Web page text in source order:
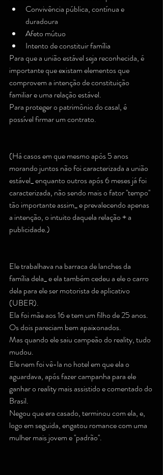
Convivência pública, contínua e
duradoura
Afeto mútuo
Intento de constituir família
Para que a união estável seja reconhecida, é
importante que existam elementos que
comprovem a intenção de constituição
familiar e uma relação estável.
Para proteger o patrimônio do casal, é
possível firmar um contrato.
(Há casos em que mesmo após 5 anos
morando juntos não foi caracterizada a união
estável_ enquanto outros após 6 meses já foi
caracterizada, não sendo mais o fator ''tempo''
tão importante assim_ e prevalecendo apenas
a intenção, o intuito daquela relação + a
publicidade.)
Ele trabalhava na barraca de lanches da
família dela_ e ela também cedeu a ele o carro
dela para ele ser motorista de aplicativo
(UBER).
Ela foi mãe aos 16 e tem um filho de 25 anos.
Os dois pareciam bem apaixonados.
Mas quando ele saiu campeão do reality, tudo
mudou.
Ele nem foi vê-la no hotel em que ela o
aguardava, após fazer campanha para ele
ganhar o reality mais assistido e comentado do
Brasil.
Negou que era casado, terminou com ela, e,
logo em seguida, engatou romance com uma
mulher mais jovem e ''padrão''.